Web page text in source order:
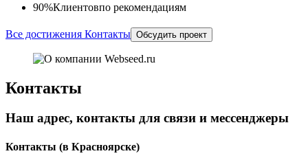
90%Клиентовпо рекомендациям
Все достижения Контакты Обсудить проект
Контакты
Наш адрес, контакты для связи и мессенджеры
Контакты (в Красноярске)